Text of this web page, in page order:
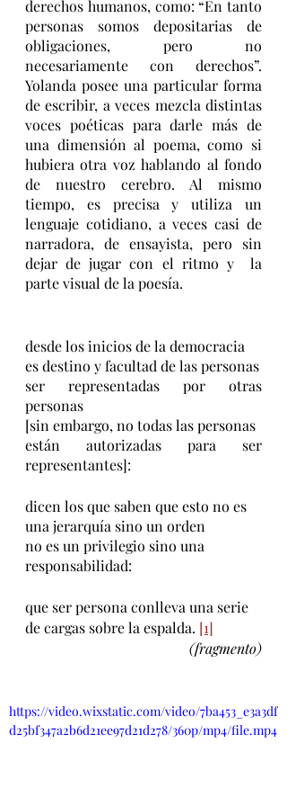
derechos humanos, como: “En tanto
personas somos depositarias de
obligaciones, pero no
necesariamente con derechos”.
Yolanda posee una particular forma
de escribir, a veces mezcla distintas
voces poéticas para darle más de
una dimensión al poema, como si
hubiera otra voz hablando al fondo
de nuestro cerebro. Al mismo
tiempo, es precisa y utiliza un
lenguaje cotidiano, a veces casi de
narradora, de ensayista, pero sin
dejar de jugar con el ritmo y  la
parte visual de la poesía.
desde los inicios de la democracia
es destino y facultad de las personas
ser representadas por otras
personas
[sin embargo, no todas las personas
están autorizadas para ser
representantes]:
dicen los que saben que esto no es
una jerarquía sino un orden
no es un privilegio sino una
responsabilidad:
que ser persona conlleva una serie
de cargas sobre la espalda. [1]
(fragmento)
https://video.wixstatic.com/video/7ba453_e3a3df
d25bf347a2b6d21ee97d21d278/360p/mp4/file.mp4